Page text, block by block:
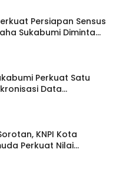
Persiapan Sensus
Sukabumi Diminta
Perkuat Satu
Data
KNPI Kota
Perkuat Nilai